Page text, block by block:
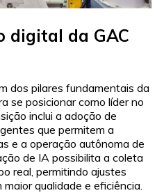
digital da GAC
dos pilares fundamentais da
se posicionar como líder no
inclui a adoção de
que permitem a
e a operação autônoma de
de IA possibilita a coleta
real, permitindo ajustes
qualidade e eficiência.